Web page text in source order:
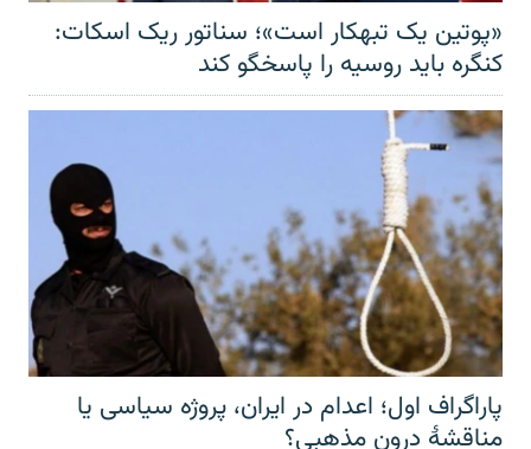
«پوتین یک تبهکار است»؛ سناتور ریک اسکات:
کنگره باید روسیه را پاسخگو کند
پاراگراف اول؛ اعدام در ایران، پروژه سیاسی یا
مناقشهٔ درون مذهبی؟